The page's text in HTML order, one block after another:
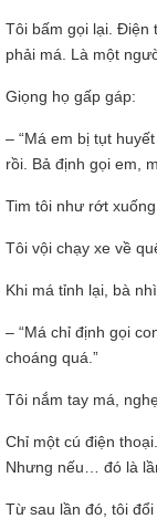
Tôi bấm gọi lại. Điện
phải má. Là một
Giọng họ gấp gáp:
– “Má em bị tụt
rồi. Bả định gọi em,
Tim tôi như rớt xuống.
Tôi vội chạy xe về
Khi má tỉnh lại, bà
– “Má chỉ định gọi
choáng quá.”
Tôi nắm tay má,
Chỉ một cú điện
Nhưng nếu… đó là
Từ sau lần đó, tôi đổi